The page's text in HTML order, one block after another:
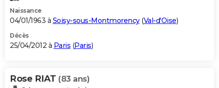
Naissance
04/01/1963 à Soisy-sous-Montmorency(Val-d'Oise)
Décès
25/04/2012 à Paris (Paris)
Rose RIAT (83 ans)